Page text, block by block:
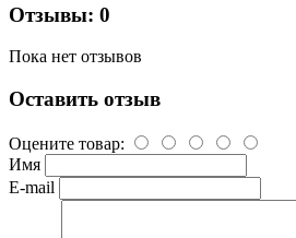
Отзывы: 0
Пока нет отзывов
Оставить отзыв
Оцените товар:
Имя
E-mail